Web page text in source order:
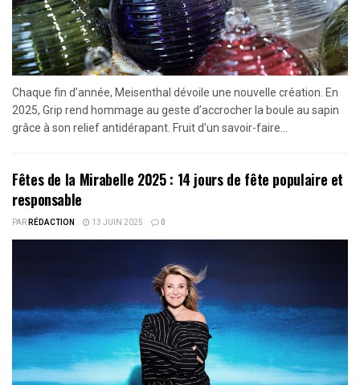
Chaque fin d’année, Meisenthal dévoile une nouvelle création. En
2025, Grip rend hommage au geste d’accrocher la boule au sapin
grâce à son relief antidérapant. Fruit d’un savoir-faire...
Fêtes de la Mirabelle 2025 : 14 jours de fête populaire et
responsable
PARRÉDACTION 13 JUIN 2025 0